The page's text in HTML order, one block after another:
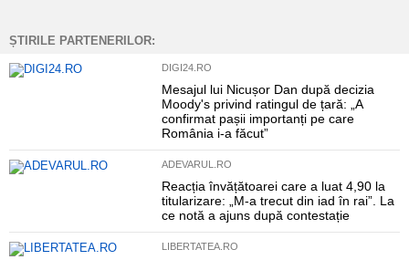
ȘTIRILE PARTENERILOR:
DIGI24.RO
Mesajul lui Nicușor Dan după decizia
Moody's privind ratingul de țară: „A
confirmat pașii importanți pe care
România i-a făcut”
ADEVARUL.RO
Reacția învățătoarei care a luat 4,90 la
titularizare: „M-a trecut din iad în rai”. La
ce notă a ajuns după contestație
LIBERTATEA.RO